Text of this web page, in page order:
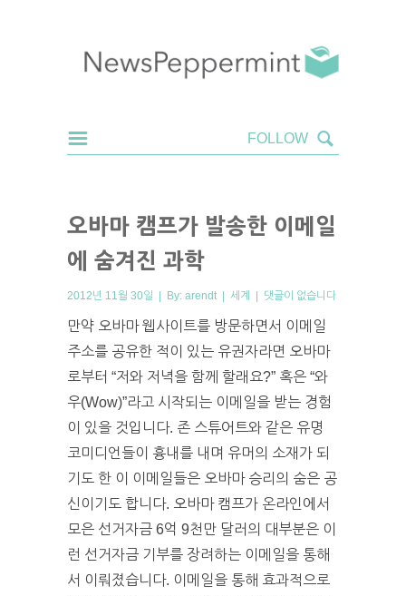
오바마 캠프가 발송한 이메일
에 숨겨진 과학
2012년 11월 30일 | By: arendt | 세계 | 댓글이 없습니다
만약 오바마 웹사이트를 방문하면서 이메일
주소를 공유한 적이 있는 유권자라면 오바마
로부터 “저와 저녁을 함께 할래요?” 혹은 “와
우(Wow)”라고 시작되는 이메일을 받는 경험
이 있을 것입니다. 존 스튜어트와 같은 유명
코미디언들이 흉내를 내며 유머의 소재가 되
기도 한 이 이메일들은 오바마 승리의 숨은 공
신이기도 합니다. 오바마 캠프가 온라인에서
모은 선거자금 6억 9천만 달러의 대부분은 이
런 선거자금 기부를 장려하는 이메일을 통해
서 이뤄졌습니다. 이메일을 통해 효과적으로